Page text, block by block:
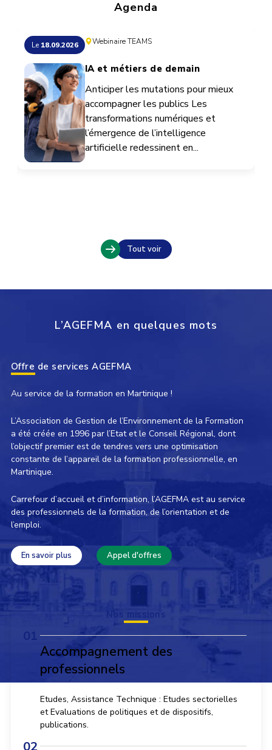
Agenda
Le 18.09.2026 Webinaire TEAMS
IA et métiers de demain
Anticiper les mutations pour mieux
accompagner les publics Les
transformations numériques et
l’émergence de l’intelligence
artificielle redessinent en...
Tout voir
L’AGEFMA en quelques mots
Offre de services AGEFMA
Au service de la formation en Martinique !
L’Association de Gestion de l’Environnement de la Formation
a été créée en 1996 par l’Etat et le Conseil Régional, dont
l’objectif premier est de tendres vers une optimisation
constante de l’appareil de la formation professionnelle, en
Martinique.
Carrefour d’accueil et d’information, l’AGEFMA est au service
des professionnels de la formation, de l’orientation et de
l’emploi.
En savoir plus Appel d'offres
Nos missions
Accompagnement des
professionnels
Etudes, Assistance Technique : Etudes sectorielles
et Evaluations de politiques et de dispositifs,
publications.